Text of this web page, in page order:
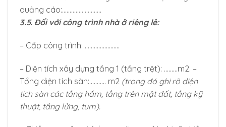
quảng cáo:……………………..
3.5. Đối với công trình nhà ở riêng lẻ:
– Cấp công trình: …………………..
– Diện tích xây dựng tầng 1 (tầng trệt): ………m2. –
Tổng diện tích sàn:……….. m2 (trong đó ghi rõ diện
tích sàn các tầng hầm, tầng trên mặt đất, tầng kỹ
thuật, tầng lửng, tum).